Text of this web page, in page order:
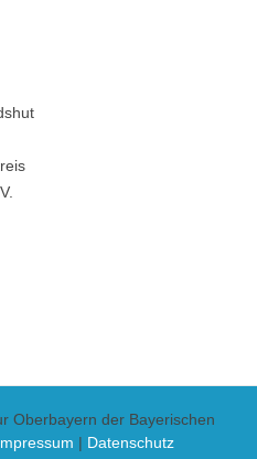
Oberbayern der Bayerischen
| Datenschutz